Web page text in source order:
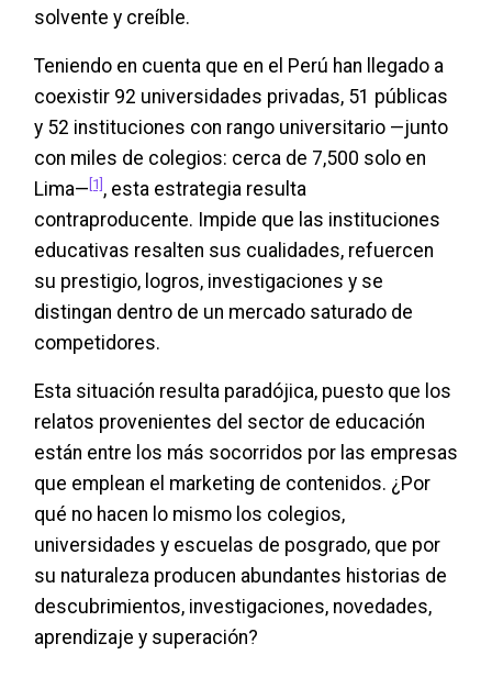
solvente y creíble.
Teniendo en cuenta que en el Perú han llegado a
coexistir 92 universidades privadas, 51 públicas
y 52 instituciones con rango universitario —junto
con miles de colegios: cerca de 7,500 solo en
Lima— [1] , esta estrategia resulta
contraproducente. Impide que las instituciones
educativas resalten sus cualidades, refuercen
su prestigio, logros, investigaciones y se
distingan dentro de un mercado saturado de
competidores.
Esta situación resulta paradójica, puesto que los
relatos provenientes del sector de educación
están entre los más socorridos por las empresas
que emplean el marketing de contenidos. ¿Por
qué no hacen lo mismo los colegios,
universidades y escuelas de posgrado, que por
su naturaleza producen abundantes historias de
descubrimientos, investigaciones, novedades,
aprendizaje y superación?